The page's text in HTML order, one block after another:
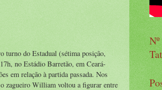
turno do Estadual (sétima posição,
no Estádio Barretão, em Ceará-
em relação à partida passada. Nos
zagueiro William voltou a figurar entre